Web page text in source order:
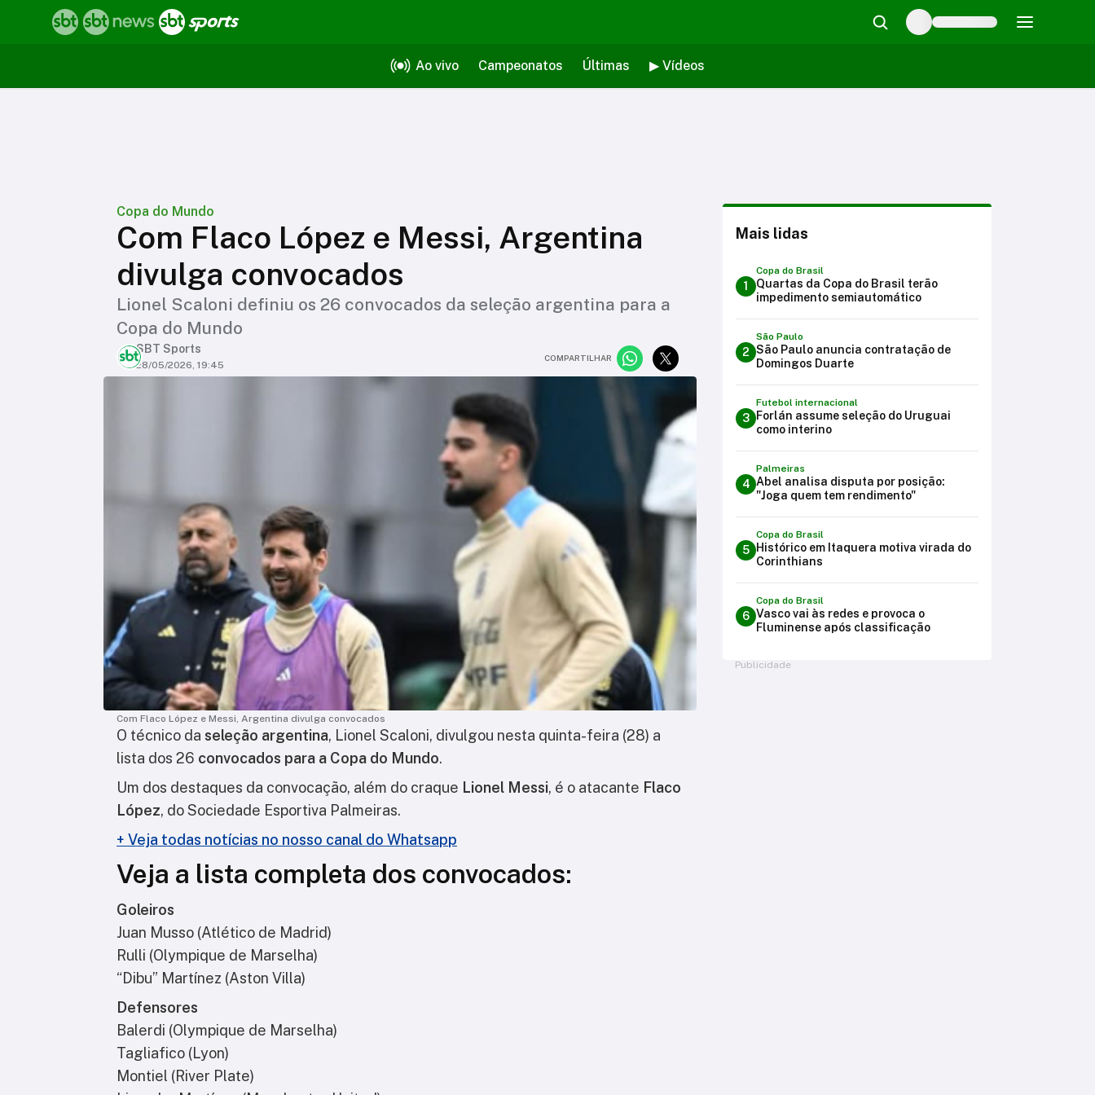
Ao vivo Campeonatos Últimas ▶ Vídeos
Copa do Mundo
Com Flaco López e Messi, Argentina
divulga convocados
Lionel Scaloni definiu os 26 convocados da seleção argentina para a
Copa do Mundo
SBT Sports
28/05/2026, 19:45
COMPARTILHAR
Com Flaco López e Messi, Argentina divulga convocados
O técnico da seleção argentina, Lionel Scaloni, divulgou nesta quinta-feira (28) a
lista dos 26 convocados para a Copa do Mundo.
Um dos destaques da convocação, além do craque Lionel Messi, é o atacante Flaco
López, doSociedade Esportiva Palmeiras.
+ Veja todas notícias no nosso canal do Whatsapp
Veja a lista completa dos convocados:
Goleiros
Juan Musso (Atlético de Madrid)
Rulli (Olympique de Marselha)
“Dibu” Martínez (Aston Villa)
Defensores
Balerdi (Olympique de Marselha)
Tagliafico (Lyon)
Montiel (River Plate)
Mais lidas
1
Copa do Brasil
Quartas da Copa do Brasil terão
impedimento semiautomático
2
São Paulo
São Paulo anuncia contratação de
Domingos Duarte
3
Futebol internacional
Forlán assume seleção do Uruguai
como interino
4
Palmeiras
Abel analisa disputa por posição:
"Joga quem tem rendimento"
5
Copa do Brasil
Histórico em Itaquera motiva virada do
Corinthians
6
Copa do Brasil
Vasco vai às redes e provoca o
Fluminense após classificação
Publicidade